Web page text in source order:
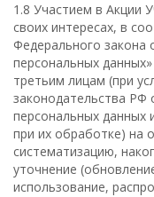
1.8 Участием в Акции
своих интересах, в
Федерального
персональных
третьим лицам (при
законодательства РФ
персональных данных
при их обработке) на
систематизацию,
уточнение
использование,